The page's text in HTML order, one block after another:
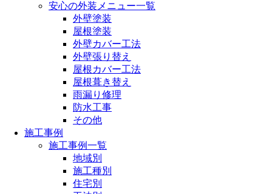
安心の外装メニュー一覧
外壁塗装
屋根塗装
外壁カバー工法
外壁張り替え
屋根カバー工法
屋根葺き替え
雨漏り修理
防水工事
その他
施工事例
施工事例一覧
地域別
施工種別
住宅別